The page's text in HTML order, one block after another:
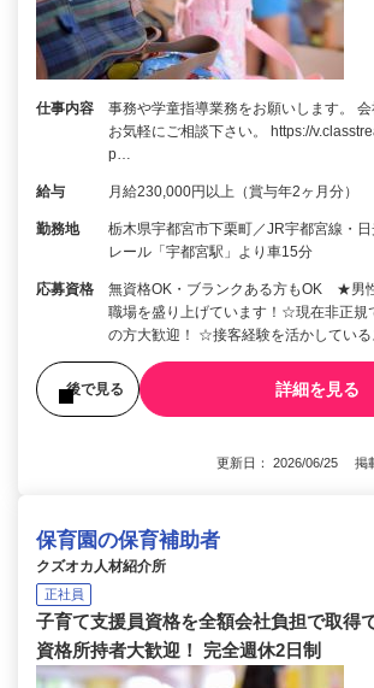
仕事内容
事務や学童指導業務をお願いします。 会
お気軽にご相談下さい。 https://
p…
給与 月給230,000円以上（賞与年2ヶ月分）
勤務地
栃木県宇都宮市下栗町／JR宇都宮線・
レール「宇都宮駅」より車15分
応募資格
無資格OK・ブランクある方もOK ★男
職場を盛り上げています！☆現在非正規
の方大歓迎！ ☆接客経験を活かしている
後で見る 詳細を見る
更新日： 2026/06/25 掲
保育園の保育補助者
クズオカ人材紹介所
正社員
子育て支援員資格を全額会社負担で取得
資格所持者大歓迎！ 完全週休2日制